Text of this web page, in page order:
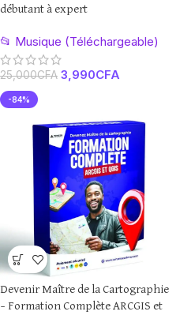
débutant à expert
📂 Musique (Téléchargeable)
25,000CFA 3,990CFA
-84%
Devenir Maître de la Cartographie
– Formation Complète ARCGIS et